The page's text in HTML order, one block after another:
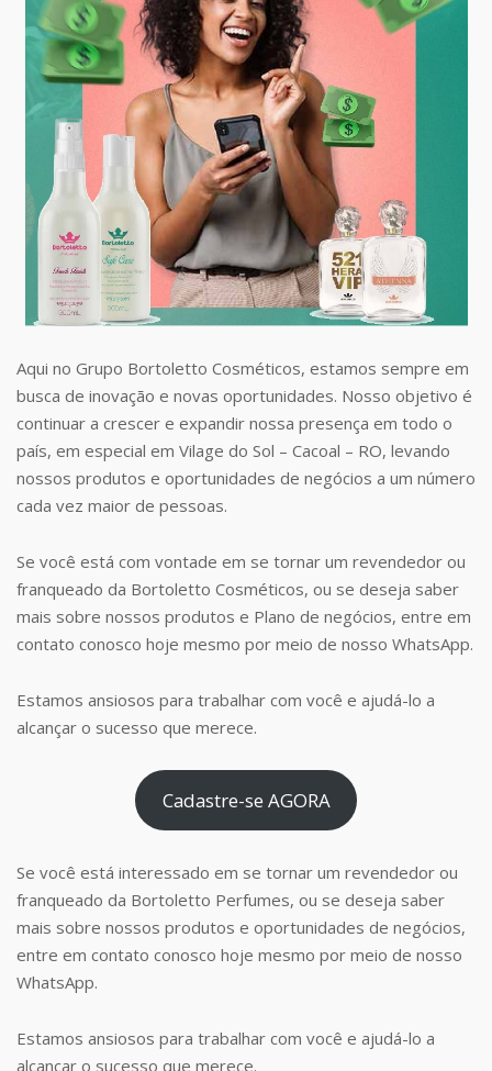
Aqui no Grupo Bortoletto Cosméticos, estamos sempre em
busca de inovação e novas oportunidades. Nosso objetivo é
continuar a crescer e expandir nossa presença em todo o
país, em especial em Vilage do Sol – Cacoal – RO, levando
nossos produtos e oportunidades de negócios a um número
cada vez maior de pessoas.
Se você está com vontade em se tornar um revendedor ou
franqueado da Bortoletto Cosméticos, ou se deseja saber
mais sobre nossos produtos e Plano de negócios, entre em
contato conosco hoje mesmo por meio de nosso WhatsApp.
Estamos ansiosos para trabalhar com você e ajudá-lo a
alcançar o sucesso que merece.
Cadastre-se AGORA
Se você está interessado em se tornar um revendedor ou
franqueado da Bortoletto Perfumes, ou se deseja saber
mais sobre nossos produtos e oportunidades de negócios,
entre em contato conosco hoje mesmo por meio de nosso
WhatsApp.
Estamos ansiosos para trabalhar com você e ajudá-lo a
alcançar o sucesso que merece.